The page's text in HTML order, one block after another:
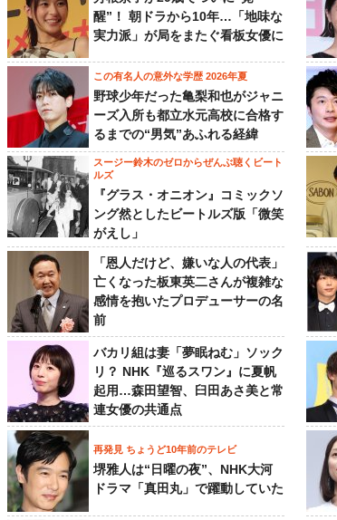
醒”！ 朝ドラから10年…「地味な
実力派」が局をまたぐ看板女優に
この有名人の意外な学歴 2026年夏
野球少年だった亀梨和也がジャニ
ーズ入所も都立水元高校に合格す
るまでの“男気”あふれる経緯
スージー鈴木のゼロからぜんぶ聴くビート
ルズ
『グラス・オニオン』コミックソ
ング然としたビートルズ版「微笑
がえし」
「恩人だけど、嫌いな人の代表」
亡くなった板東英二さんが複雑な
感情を抱いたプロデューサーの名
前
バカリ組は妻「夢眠ねむ」ソック
リ？ NHK『巡るスワン』に夏帆
起用…森田望智、臼田あさ美と常
連女優の共通点
再発見 ちょうど10年前のテレビ
堺雅人は“日曜の夜”、NHK大河
ドラマ「真田丸」で躍動していた